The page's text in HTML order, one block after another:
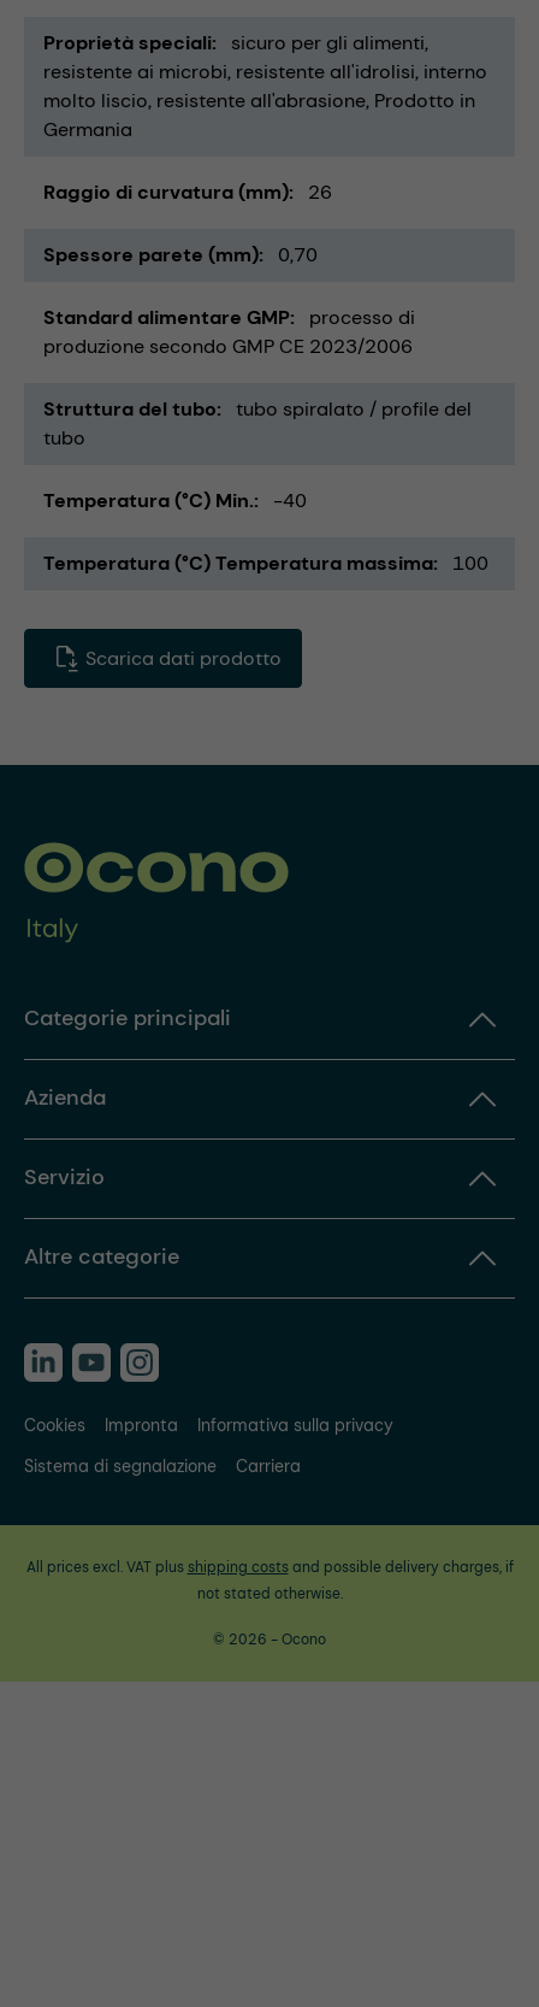
Proprietà speciali
sicuro per gli alimenti
resistente ai microbi resistente all'idrolisi interno
molto liscio resistente all'abrasione Prodotto in
Germania
Raggio di curvatura (mm) 26
Spessore parete (mm) 0,70
Standard alimentare GMP
processo di
produzione secondo GMP CE 2023/2006
Struttura del tubo
tubo spiralato / profile del
tubo
Temperatura (°C) Min. -40
Temperatura (°C) Temperatura massima 100
Scarica dati prodotto
Categorie principali
Azienda
Servizio
Altre categorie
Cookies Impronta
Informativa sulla privacy
Sistema di segnalazione
Carriera
All prices excl. VAT plus shipping costsand possible delivery charges, if
not stated otherwise.
© 2026 - Ocono